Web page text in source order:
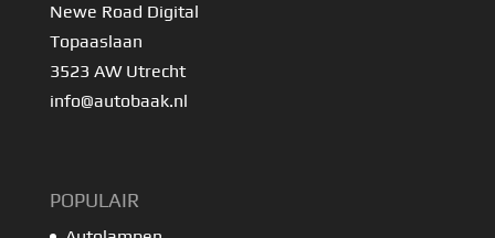
Newe Road Digital
Topaaslaan
3523 AW Utrecht
info@autobaak.nl
POPULAIR